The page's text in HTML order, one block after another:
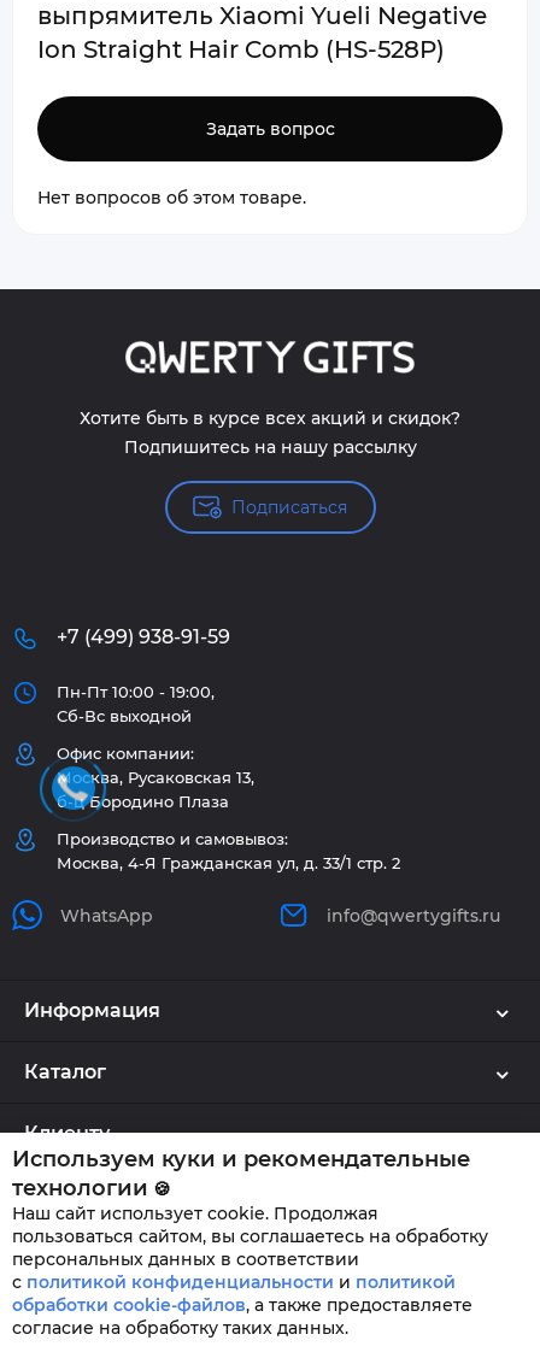
выпрямитель Xiaomi Yueli Negative
Ion Straight Hair Comb (HS-528P)
Задать вопрос
Нет вопросов об этом товаре.
Хотите быть в курсе всех акций и скидок?
Подпишитесь на нашу рассылку
Подписаться
+7 (499) 938-91-59
Пн-Пт 10:00 - 19:00,
Сб-Вс выходной
Офис компании:
Москва, Русаковская 13,
б-ц Бородино Плаза
Производство и самовывоз:
Москва, 4-Я Гражданская ул, д. 33/1 стр. 2
WhatsApp info@qwertygifts.ru
Информация
Каталог
Клиенту
QWERTYGIFTS © 2026
Используем куки и рекомендательные
технологии 🍪
Наш сайт использует cookie. Продолжая
пользоваться сайтом, вы соглашаетесь на обработку
персональных данных в соответствии
с политикой конфиденциальности и политикой
обработки cookie-файлов, а также предоставляете
согласие на обработку таких данных.